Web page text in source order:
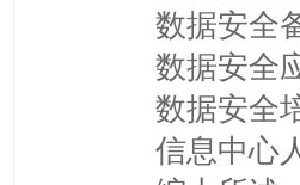
数据安全
数据安全
数据安全
信息中心